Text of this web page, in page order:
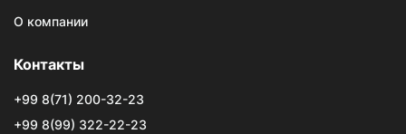
О компании
Контакты
+99 8(71) 200-32-23
+99 8(99) 322-22-23